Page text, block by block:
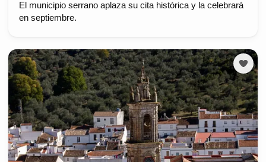
El municipio serrano aplaza su cita histórica y la celebrará
en septiembre.